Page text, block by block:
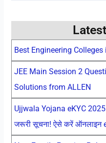
Best Engineering
JEE Main Session 2
Solutions from ALLEN
Ujjwala Yojana eKYC 2025
जरूरी सूचना! ऐसे करें ऑनलाइन